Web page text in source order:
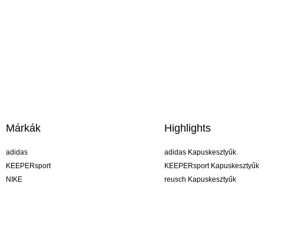
Márkák
adidas
KEEPERsport
NIKE
Highlights
adidas Kapuskesztyűk
KEEPERsport Kapuskesztyűk
reusch Kapuskesztyűk